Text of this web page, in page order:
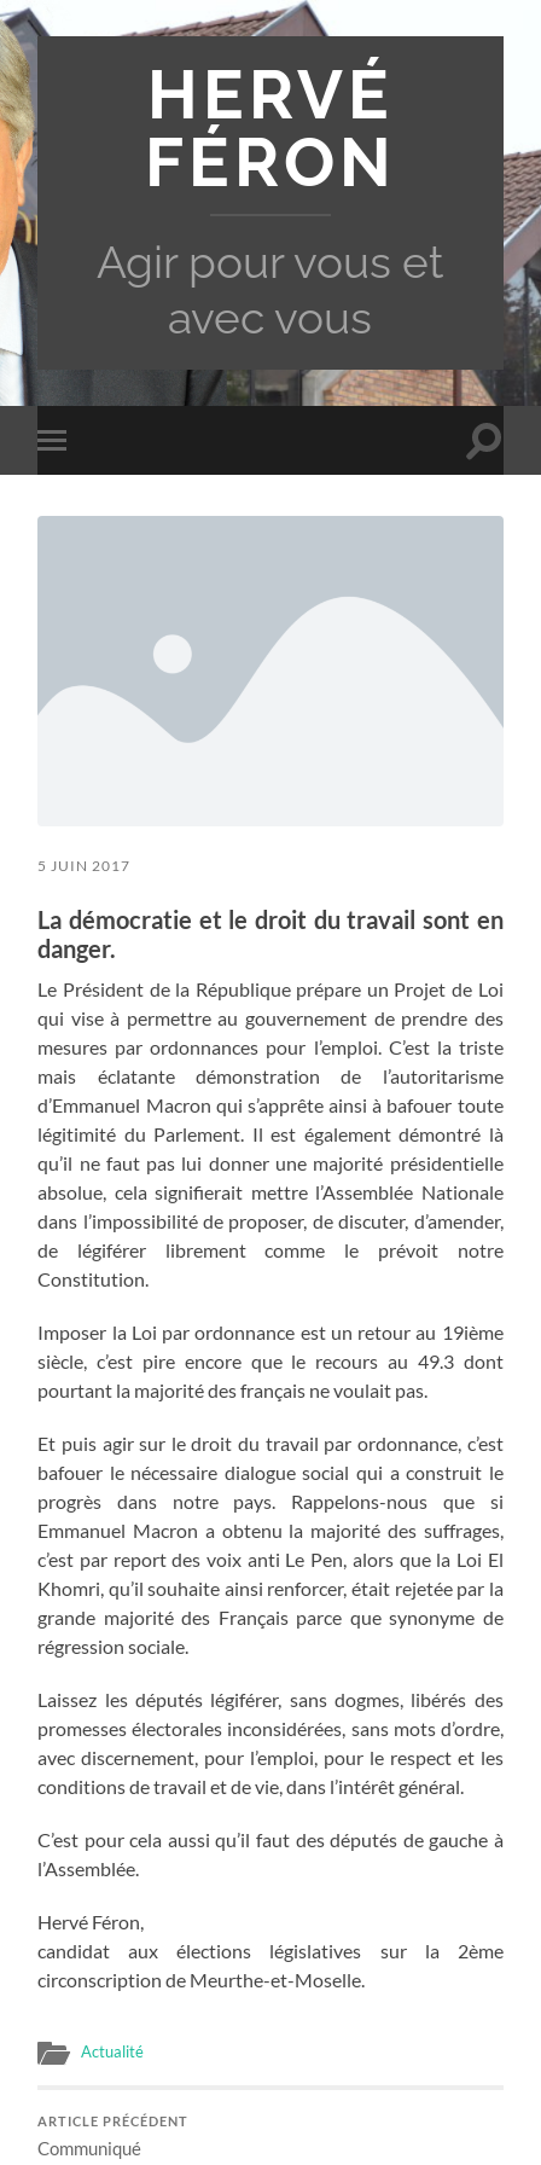
HERVÉ
FÉRON
Agir pour vous et
avec vous
Toggle
mobile
Toggle
5 JUIN 2017
La démocratie et le droit du travail sont en
danger.
Le Président de la République prépare un Projet de Loi
qui vise à permettre au gouvernement de prendre des
mesures par ordonnances pour l’emploi. C’est la triste
mais éclatante démonstration de l’autoritarisme
d’Emmanuel Macron qui s’apprête ainsi à bafouer toute
légitimité du Parlement. Il est également démontré là
qu’il ne faut pas lui donner une majorité présidentielle
absolue, cela signifierait mettre l’Assemblée Nationale
dans l’impossibilité de proposer, de discuter, d’amender,
de légiférer librement comme le prévoit notre
Constitution.
Imposer la Loi par ordonnance est un retour au 19ième
siècle, c’est pire encore que le recours au 49.3 dont
pourtant la majorité des français ne voulait pas.
Et puis agir sur le droit du travail par ordonnance, c’est
bafouer le nécessaire dialogue social qui a construit le
progrès dans notre pays. Rappelons-nous que si
Emmanuel Macron a obtenu la majorité des suffrages,
c’est par report des voix anti Le Pen, alors que la Loi El
Khomri, qu’il souhaite ainsi renforcer, était rejetée par la
grande majorité des Français parce que synonyme de
régression sociale.
Laissez les députés légiférer, sans dogmes, libérés des
promesses électorales inconsidérées, sans mots d’ordre,
avec discernement, pour l’emploi, pour le respect et les
conditions de travail et de vie, dans l’intérêt général.
C’est pour cela aussi qu’il faut des députés de gauche à
l’Assemblée.
Hervé Féron,
candidat aux élections législatives sur la 2ème
circonscription de Meurthe-et-Moselle.
Actualité
ARTICLE PRÉCÉDENT
Communiqué